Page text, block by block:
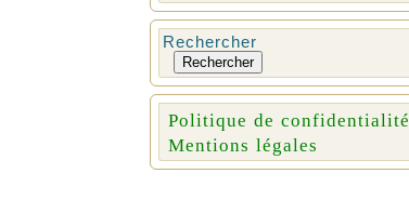
Rechercher
Rechercher
Politique de confidentialité
Mentions légales